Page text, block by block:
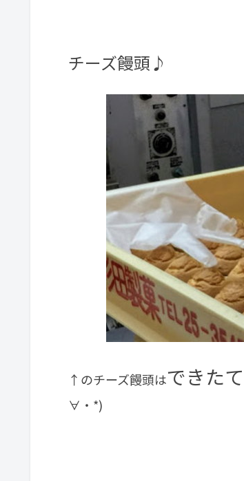
チーズ饅頭♪
↑のチーズ饅頭はできたて
∀・*)